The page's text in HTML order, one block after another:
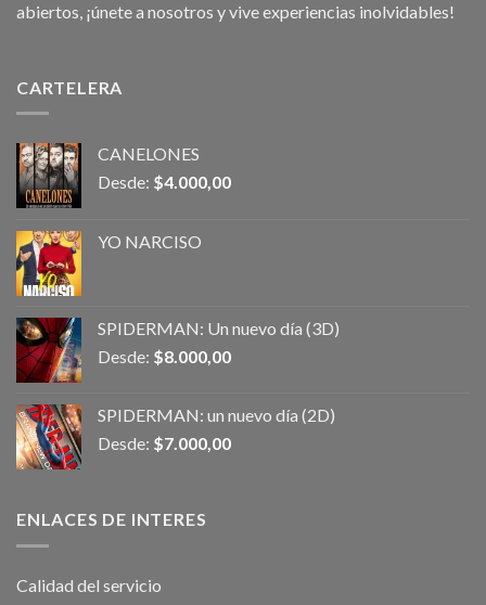
abiertos, ¡únete a nosotros y vive experiencias inolvidables!
CARTELERA
CANELONES
Desde: $4.000,00
YO NARCISO
SPIDERMAN: Un nuevo día (3D)
Desde: $8.000,00
SPIDERMAN: un nuevo día (2D)
Desde: $7.000,00
ENLACES DE INTERES
Calidad del servicio